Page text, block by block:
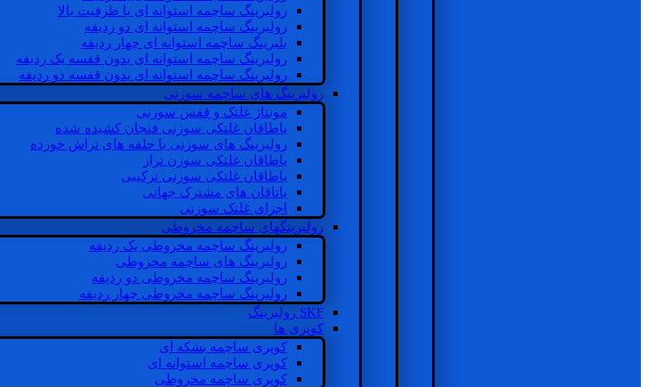
رولبرینگ ساچمه استوانه ای با ظرفیت بالا
رولبرینگ ساچمه استوانه ای دو ردیفه
بلبرینگ ساچمه استوانه ای چهار ردیفه
رولبرینگ ساچمه استوانه ای بدون قفسه یک ردیفه
رولبرینگ ساچمه استوانه ای بدون قفسه دو ردیفه
رولبرینگ های ساچمه سوزنی
مونتاژ غلتک و قفس سوزنی
یاطاقان غلتکی سوزنی فنجان کشیده شده
رولبرینگ های سوزنی با حلقه های تراش خورده
یاطاقان غلتکی سوزن تراز
یاطاقان غلتکی سوزنی ترکیبی
یاتاقان های مشترک جهانی
اجزای غلتک سوزنی
رولبرینگهای ساچمه مخروطی
رولبرینگ ساچمه مخروطی یک ردیفه
رولبرینگ های ساچمه مخروطی
رولبرینگ ساچمه مخروطی دو ردیفه
رولبرینگ ساچمه مخروطی چهار ردیفه
SKF رولبرینگ
کوپری ها
کوپری ساچمه بشکه ای
کوپری ساچمه استوانه ای
کوپری ساچمه مخروطی